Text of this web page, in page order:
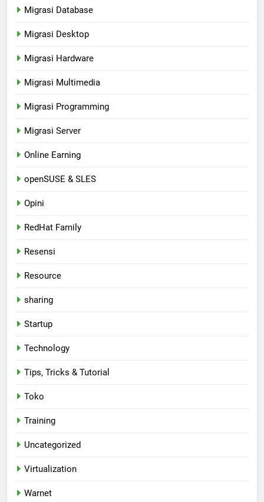
Migrasi Database
Migrasi Desktop
Migrasi Hardware
Migrasi Multimedia
Migrasi Programming
Migrasi Server
Online Earning
openSUSE & SLES
Opini
RedHat Family
Resensi
Resource
sharing
Startup
Technology
Tips, Tricks & Tutorial
Toko
Training
Uncategorized
Virtualization
Warnet